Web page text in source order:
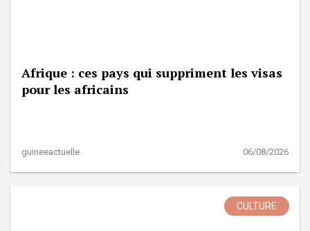
Afrique : ces pays qui suppriment les visas
pour les africains
guineeactuelle 06/08/2026
CULTURE